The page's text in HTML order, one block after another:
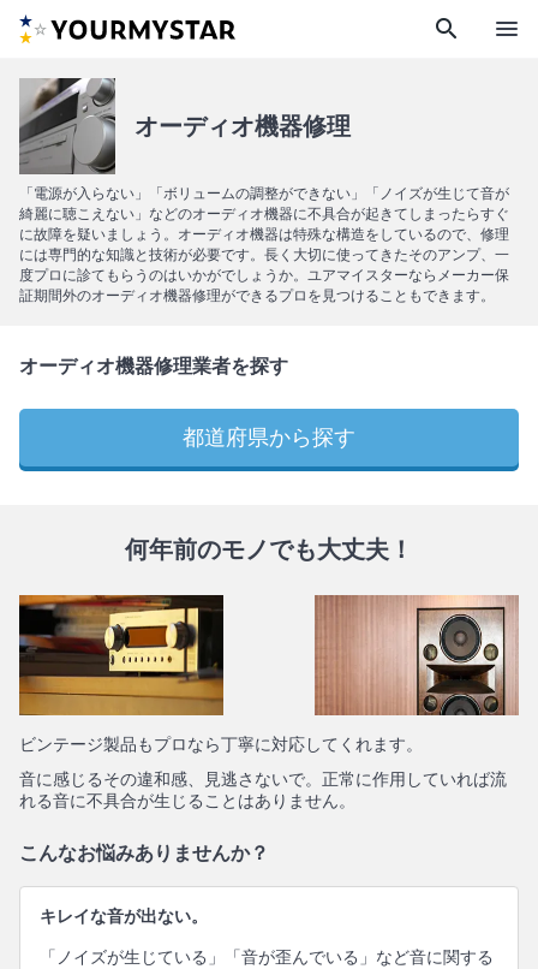
search menu
オーディオ機器修理
「電源が入らない」「ボリュームの調整ができない」「ノイズが生じて音が
綺麗に聴こえない」などのオーディオ機器に不具合が起きてしまったらすぐ
に故障を疑いましょう。オーディオ機器は特殊な構造をしているので、修理
には専門的な知識と技術が必要です。長く大切に使ってきたそのアンプ、一
度プロに診てもらうのはいかがでしょうか。ユアマイスターならメーカー保
証期間外のオーディオ機器修理ができるプロを見つけることもできます。
オーディオ機器修理業者を探す
都道府県から探す
何年前のモノでも大丈夫！
ビンテージ製品もプロなら丁寧に対応してくれます。
音に感じるその違和感、見逃さないで。正常に作用していれば流
れる音に不具合が生じることはありません。
こんなお悩みありませんか？
キレイな音が出ない。
「ノイズが生じている」「音が歪んでいる」など音に関する